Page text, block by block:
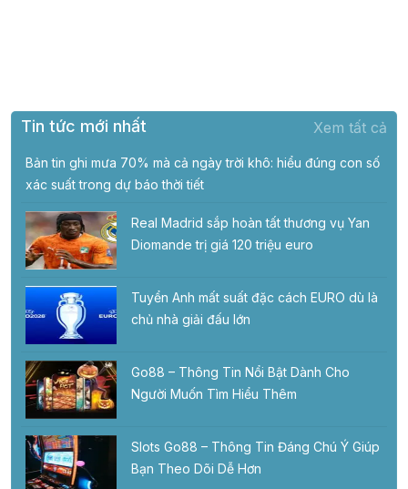
Tin tức mới nhất Xem tất cả
Bản tin ghi mưa 70% mà cả ngày trời khô: hiểu đúng con số
xác suất trong dự báo thời tiết
Real Madrid sắp hoàn tất thương vụ Yan
Diomande trị giá 120 triệu euro
Tuyển Anh mất suất đặc cách EURO dù là
chủ nhà giải đấu lớn
Go88 – Thông Tin Nổi Bật Dành Cho
Người Muốn Tìm Hiểu Thêm
Slots Go88 – Thông Tin Đáng Chú Ý Giúp
Bạn Theo Dõi Dễ Hơn